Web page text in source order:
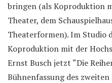
bringen (als Koproduktion
Theater, dem
Theaterformen). Im Studio
Koproduktion mit der
Ernst Busch jetzt “Die
Bühnenfassung des